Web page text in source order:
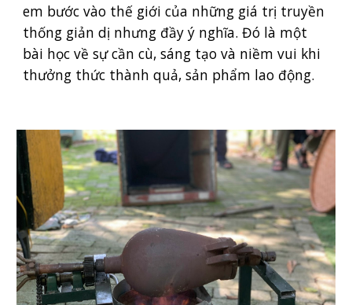
em bước vào thế giới của những giá trị truyền
thống giản dị nhưng đầy ý nghĩa. Đó là một
bài học về sự cần cù, sáng tạo và niềm vui khi
thưởng thức thành quả, sản phẩm lao động.